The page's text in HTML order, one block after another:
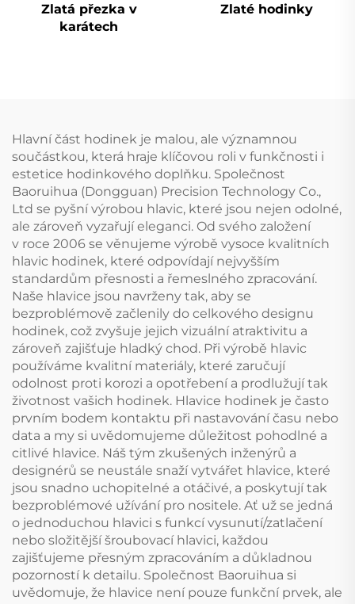
Zlatá přezka v
karátech
Zlaté hodinky
Hlavní část hodinek je malou, ale významnou
součástkou, která hraje klíčovou roli v funkčnosti i
estetice hodinkového doplňku. Společnost
Baoruihua (Dongguan) Precision Technology Co.,
Ltd se pyšní výrobou hlavic, které jsou nejen odolné,
ale zároveň vyzařují eleganci. Od svého založení
v roce 2006 se věnujeme výrobě vysoce kvalitních
hlavic hodinek, které odpovídají nejvyšším
standardům přesnosti a řemeslného zpracování.
Naše hlavice jsou navrženy tak, aby se
bezproblémově začlenily do celkového designu
hodinek, což zvyšuje jejich vizuální atraktivitu a
zároveň zajišťuje hladký chod. Při výrobě hlavic
používáme kvalitní materiály, které zaručují
odolnost proti korozi a opotřebení a prodlužují tak
životnost vašich hodinek. Hlavice hodinek je často
prvním bodem kontaktu při nastavování času nebo
data a my si uvědomujeme důležitost pohodlné a
citlivé hlavice. Náš tým zkušených inženýrů a
designérů se neustále snaží vytvářet hlavice, které
jsou snadno uchopitelné a otáčivé, a poskytují tak
bezproblémové užívání pro nositele. Ať už se jedná
o jednoduchou hlavici s funkcí vysunutí/zatlačení
nebo složitější šroubovací hlavici, každou
zajišťujeme přesným zpracováním a důkladnou
pozorností k detailu. Společnost Baoruihua si
uvědomuje, že hlavice není pouze funkční prvek, ale